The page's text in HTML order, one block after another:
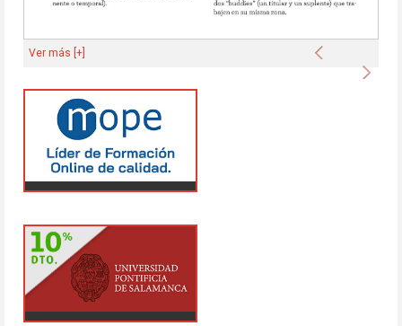
Anterior
Ver más [+]